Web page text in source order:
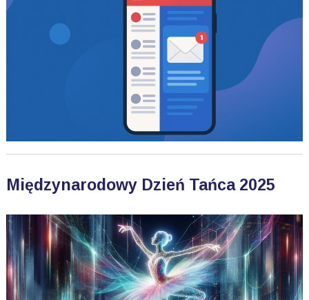
Międzynarodowy Dzień Tańca 2025